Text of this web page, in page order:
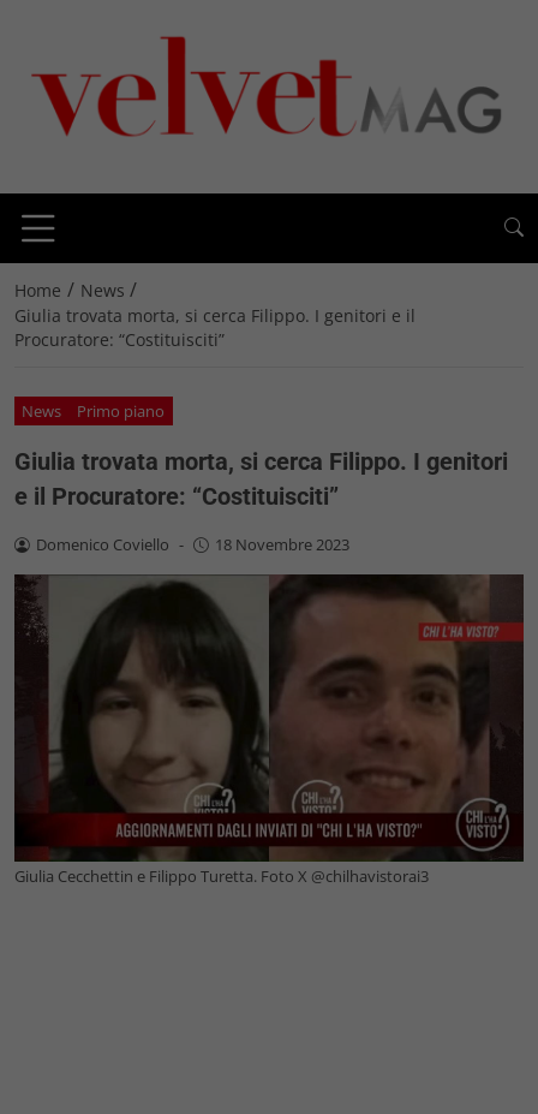
Home / News /
Giulia trovata morta, si cerca Filippo. I genitori e il
Procuratore: “Costituisciti”
News Primo piano
Giulia trovata morta, si cerca Filippo. I genitori
e il Procuratore: “Costituisciti”
Domenico Coviello - 18 Novembre 2023
Giulia Cecchettin e Filippo Turetta. Foto X @chilhavistorai3